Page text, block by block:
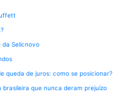
Selicnovo
queda de juros: como se posicionar?
brasileira que nunca deram prejuízo